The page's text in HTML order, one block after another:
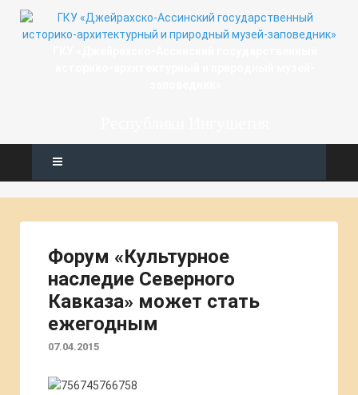
Форум «Культурное
наследие Северного
Кавказа» может стать
ежегодным
07.04.2015